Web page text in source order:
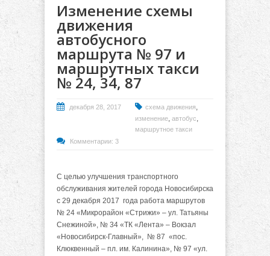
Изменение схемы
движения
автобусного
маршрута № 97 и
маршрутных такси
№ 24, 34, 87
декабря 28, 2017 схема движения,
изменение, автобус,
маршрутное такси
Комментарии: 3
С целью улучшения транспортного
обслуживания жителей города Новосибирска
с 29 декабря 2017 года работа маршрутов
№ 24 «Микрорайон «Стрижи» – ул. Татьяны
Снежиной», № 34 «ТК «Лента» – Вокзал
«Новосибирск-Главный», № 87 «пос.
Клюквенный – пл. им. Калинина», № 97 «ул.